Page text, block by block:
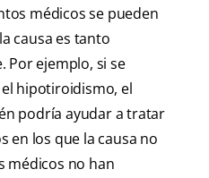
médicos se pueden
causa es tanto
Por ejemplo, si se
hipotiroidismo, el
podría ayudar a tratar
en los que la causa no
médicos no han